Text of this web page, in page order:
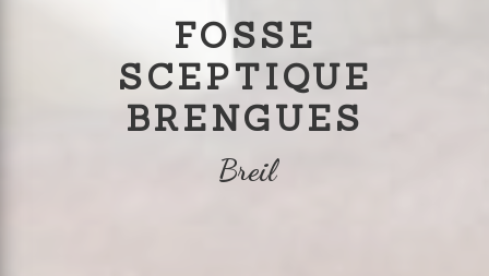
FOSSE
SCEPTIQUE
BRENGUES
Breil